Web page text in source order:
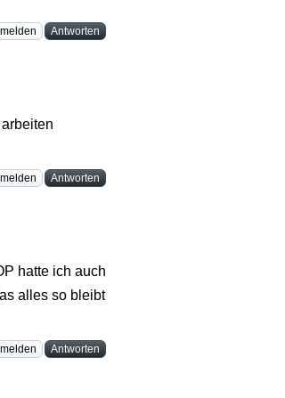
Antworten
Antworten
hatte ich auch
alles so bleibt
Antworten